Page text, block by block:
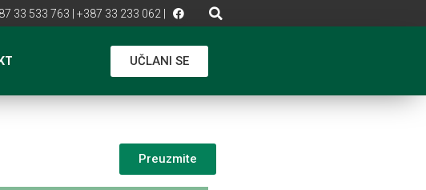
33 533 763 | +387 33 233 062 |
UČLANI SE
Preuzmite